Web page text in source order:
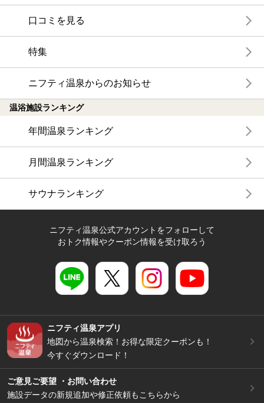
口コミを見る
特集
ニフティ温泉からのお知らせ
温浴施設ランキング
年間温泉ランキング
月間温泉ランキング
サウナランキング
ニフティ温泉公式アカウントをフォローして
おトク情報やクーポン情報を受け取ろう
ニフティ温泉アプリ
地図から温泉検索！お得な限定クーポンも！
今すぐダウンロード！
ご意見ご要望 ・お問い合わせ
施設データの新規追加や修正依頼もこちらから